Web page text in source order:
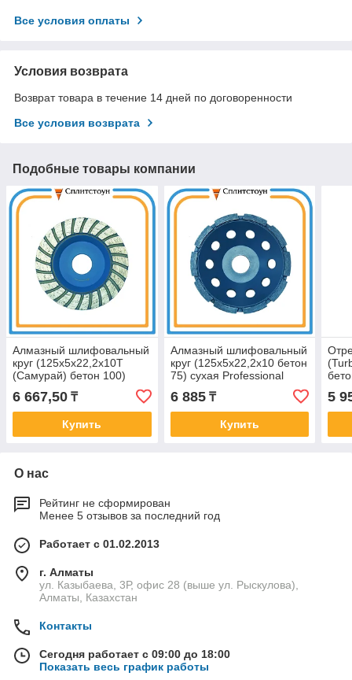
Все условия оплаты
Условия возврата
Возврат товара в течение 14 дней по договоренности
Все условия возврата
Подобные товары компании
Алмазный шлифовальный
круг (125x5x22,2x10T
(Самурай) бетон 100)
сухая Professional
6 667,50 ₸
Купить
Алмазный шлифовальный
круг (125x5x22,2x10 бетон
75) сухая Professional
6 885₸
Купить
5
О нас
Рейтинг не сформирован
Менее 5 отзывов за последний год
Работает с 01.02.2013
г. Алматы
ул. Казыбаева, 3Р, офис 28 (выше ул. Рыскулова),
Алматы, Казахстан
Контакты
Сегодня работает с 09:00 до 18:00
Показать весь график работы